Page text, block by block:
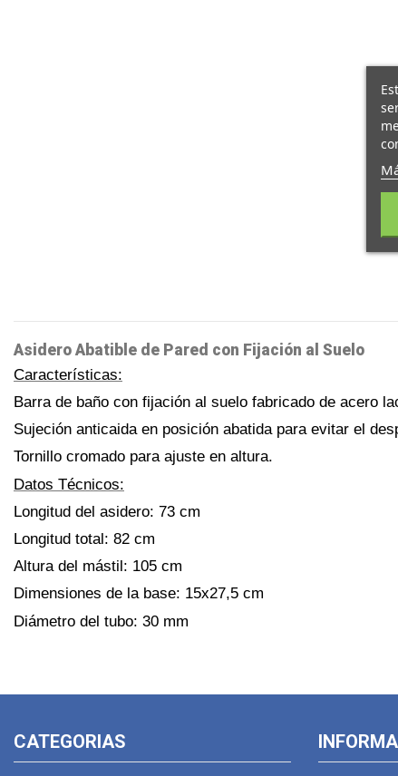
Asidero Abatible de Pared con Fijación al Suelo
Características:
Barra de baño con fijación al suelo fabricado de acero
Sujeción anticaida en posición abatida para evitar el
Tornillo cromado para ajuste en altura.
Datos Técnicos:
Longitud del asidero: 73 cm
Longitud total: 82 cm
Altura del mástil: 105 cm
Dimensiones de la base: 15x27,5 cm
Diámetro del tubo: 30 mm
CATEGORIAS